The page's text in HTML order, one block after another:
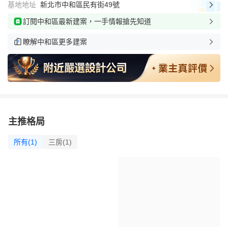
基地地址 新北市中和區民有街49號
訂閱中和區最新建案，一手情報搶先知道
瞭解中和區更多建案
主推格局
所有(1) 三房(1)